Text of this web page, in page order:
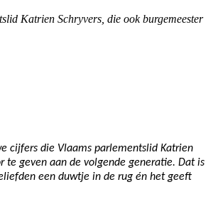
Katrien Schryvers, die ook burgemeester
cijfers die Vlaams parlementslid Katrien
te geven aan de volgende generatie. Dat is
een duwtje in de rug én het geeft